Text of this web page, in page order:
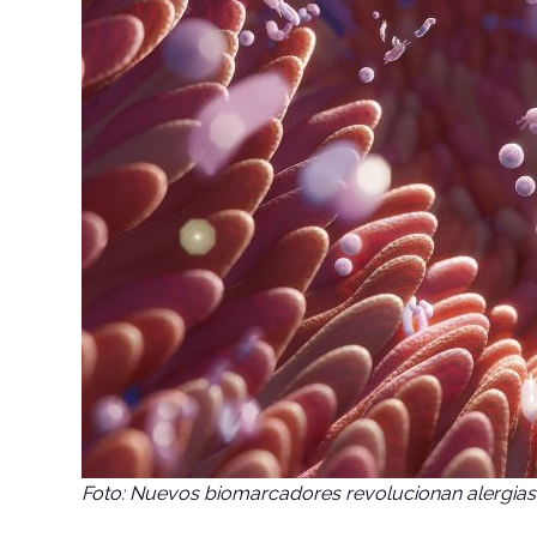
Foto: Nuevos biomarcadores revolucionan